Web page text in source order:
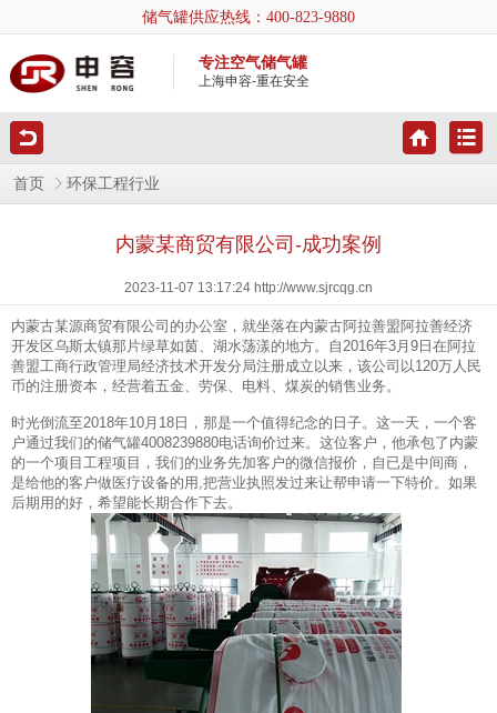
储气罐供应热线： 400-823-9880
专注空气储气罐
上海申容-重在安全
首页 环保工程行业
内蒙某商贸有限公司-成功案例
2023-11-07 13:17:24 http://www.sjrcqg.cn
内蒙古某源商贸有限公司的办公室，就坐落在内蒙古阿拉善盟阿拉善经济
开发区乌斯太镇那片绿草如茵、湖水荡漾的地方。自2016年3月9日在阿拉
善盟工商行政管理局经济技术开发分局注册成立以来，该公司以120万人民
币的注册资本，经营着五金、劳保、电料、煤炭的销售业务。
时光倒流至2018年10月18日，那是一个值得纪念的日子。这一天，一个客
户通过我们的储气罐4008239880电话询价过来。这位客户，他承包了内蒙
的一个项目工程项目，我们的业务先加客户的微信报价，自已是中间商，
是给他的客户做医疗设备的用,把营业执照发过来让帮申请一下特价。如果
后期用的好，希望能长期合作下去。